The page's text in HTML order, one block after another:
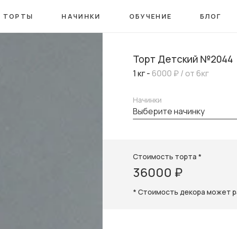
ТОРТЫ НАЧИНКИ ОБУЧЕНИЕ БЛОГ
Торт Детский №2044
1 кг - 6000 ₽ / от 6кг
Начинки
выберите начинку
Стоимость торта *
36000 ₽
* Стоимость декора может